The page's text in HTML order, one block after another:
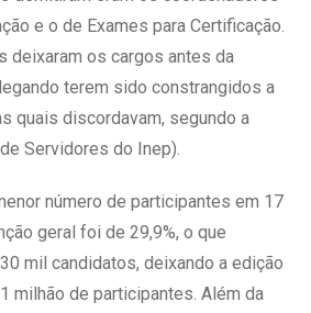
e o de Exames para Certificação.
deixaram os cargos antes da
terem sido constrangidos a
quais discordavam, segundo a
Servidores do Inep).
número de participantes em 17
geral foi de 29,9%, o que
mil candidatos, deixando a edição
milhão de participantes. Além da